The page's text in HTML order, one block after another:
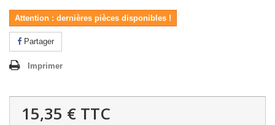
Attention : dernières pièces disponibles !
Partager
Imprimer
15,35 € TTC